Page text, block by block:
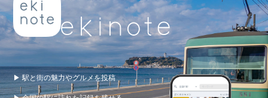
▶ 駅と街の魅力やグルメを投稿